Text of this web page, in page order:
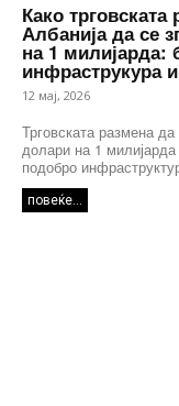
Како
Албанија да се
на 1 милијарда:
инфраструкура
12 мај, 2026
Трговската размена
долари на 1 милијарда
подобро
повеќе...